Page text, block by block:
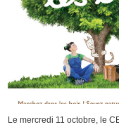
Le mercredi 11 octobre, le